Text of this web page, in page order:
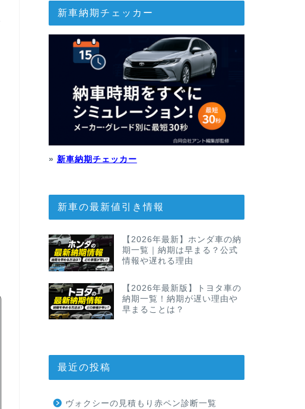
新車納期チェッカー
» 新車納期チェッカー
新車の最新値引き情報
【2026年最新】ホンダ車の納
期一覧｜納期は早まる？公式
情報や遅れる理由
【2026年最新版】トヨタ車の
納期一覧！納期が遅い理由や
早まることは？
最近の投稿
ヴォクシーの見積もり赤ペン診断一覧